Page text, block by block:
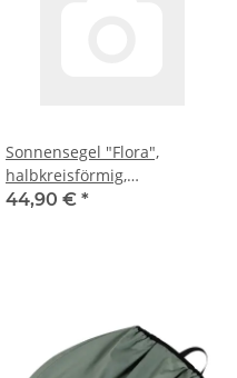
Sonnensegel "Flora",
halbkreisförmig,
Blumenmuster
44,90 € *